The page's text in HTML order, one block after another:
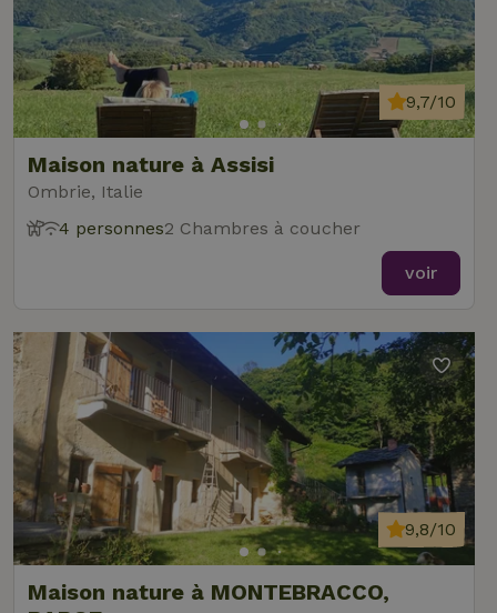
Maison nature à Assisi
Ombrie, Italie
9,7/10
4 personnes2 Chambres à coucher
voir
Maison nature à MONTEBRACCO,
9,8/10